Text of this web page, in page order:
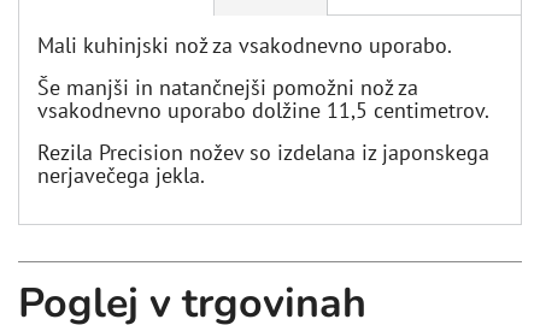
Mali kuhinjski nož za vsakodnevno uporabo.
Še manjši in natančnejši pomožni nož za
vsakodnevno uporabo dolžine 11,5 centimetrov.
Rezila Precision nožev so izdelana iz japonskega
nerjavečega jekla.
Poglej v trgovinah